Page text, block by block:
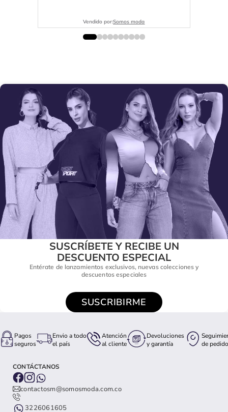
Vendido por:Somos moda
SUSCRÍBETE Y RECIBE UN
DESCUENTO ESPECIAL
Entérate de lanzamientos exclusivos, nuevas colecciones y
descuentos especiales
SUSCRIBIRME
Pagos
seguros
Envio a todo
el país
Atención
al cliente
Devoluciones
y garantía
de pedido
CONTÁCTANOS
contactosm@somosmoda.com.co
3226061605